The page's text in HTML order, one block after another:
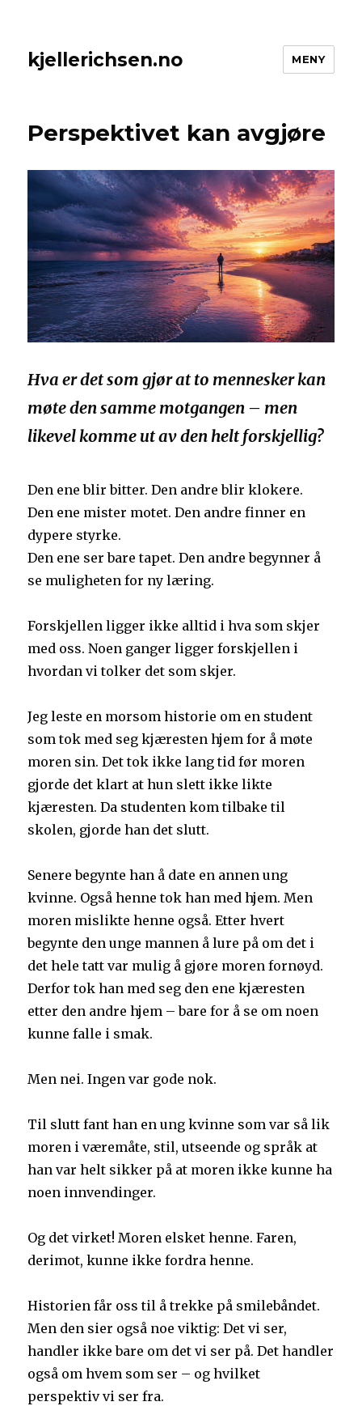
kjellerichsen.no MENY
Perspektivet kan avgjøre
Hva er det som gjør at to mennesker kan
møte den samme motgangen – men
likevel komme ut av den helt forskjellig?
Den ene blir bitter. Den andre blir klokere.
Den ene mister motet. Den andre finner en
dypere styrke.
Den ene ser bare tapet. Den andre begynner å
se muligheten for ny læring.
Forskjellen ligger ikke alltid i hva som skjer
med oss. Noen ganger ligger forskjellen i
hvordan vi tolker det som skjer.
Jeg leste en morsom historie om en student
som tok med seg kjæresten hjem for å møte
moren sin. Det tok ikke lang tid før moren
gjorde det klart at hun slett ikke likte
kjæresten. Da studenten kom tilbake til
skolen, gjorde han det slutt.
Senere begynte han å date en annen ung
kvinne. Også henne tok han med hjem. Men
moren mislikte henne også. Etter hvert
begynte den unge mannen å lure på om det i
det hele tatt var mulig å gjøre moren fornøyd.
Derfor tok han med seg den ene kjæresten
etter den andre hjem – bare for å se om noen
kunne falle i smak.
Men nei. Ingen var gode nok.
Til slutt fant han en ung kvinne som var så lik
moren i væremåte, stil, utseende og språk at
han var helt sikker på at moren ikke kunne ha
noen innvendinger.
Og det virket! Moren elsket henne. Faren,
derimot, kunne ikke fordra henne.
Historien får oss til å trekke på smilebåndet.
Men den sier også noe viktig: Det vi ser,
handler ikke bare om det vi ser på. Det handler
også om hvem som ser – og hvilket
perspektiv vi ser fra.